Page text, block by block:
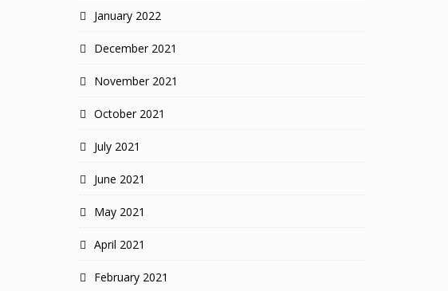
January 2022
December 2021
November 2021
October 2021
July 2021
June 2021
May 2021
April 2021
February 2021